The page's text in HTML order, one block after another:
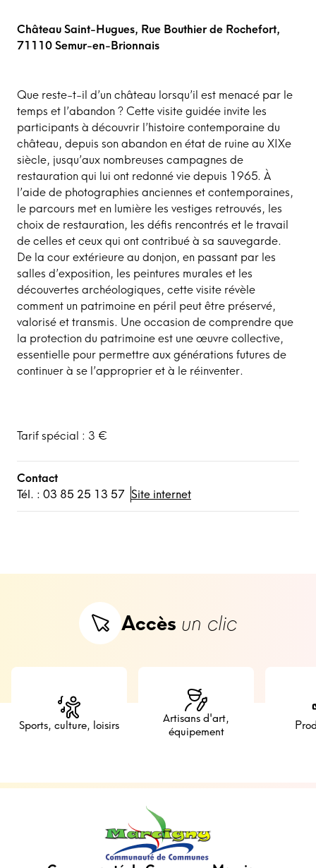
Château Saint-Hugues, Rue Bouthier de Rochefort,
71110 Semur-en-Brionnais
Que reste-t-il d’un château lorsqu’il est menacé par le
temps et l’abandon ? Cette visite guidée invite les
participants à découvrir l’histoire contemporaine du
château, depuis son abandon en état de ruine au XIXe
siècle, jusqu’aux nombreuses campagnes de
restauration qui lui ont redonné vie depuis 1965. À
l’aide de photographies anciennes et contemporaines,
le parcours met en lumière les vestiges retrouvés, les
choix de restauration, les défis rencontrés et le travail
de celles et ceux qui ont contribué à sa sauvegarde.
De la cour extérieure au donjon, en passant par les
salles d’exposition, les peintures murales et les
découvertes archéologiques, cette visite révèle
comment un patrimoine en péril peut être préservé,
valorisé et transmis. Une occasion de comprendre que
la protection du patrimoine est une œuvre collective,
essentielle pour permettre aux générations futures de
continuer à se l’approprier et à le réinventer.
Tarif spécial : 3 €
Contact
Tél. : 03 85 25 13 57 Site internet
Accès un clic
Sports, culture, loisirs
Artisans d'art,
équipement